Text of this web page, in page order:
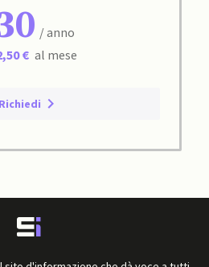
/ anno
€ al mese
Richiedi